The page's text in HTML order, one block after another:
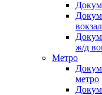
ж/д
Метро
метро